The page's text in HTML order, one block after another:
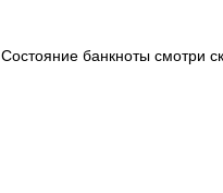
Состояние банкноты смотри